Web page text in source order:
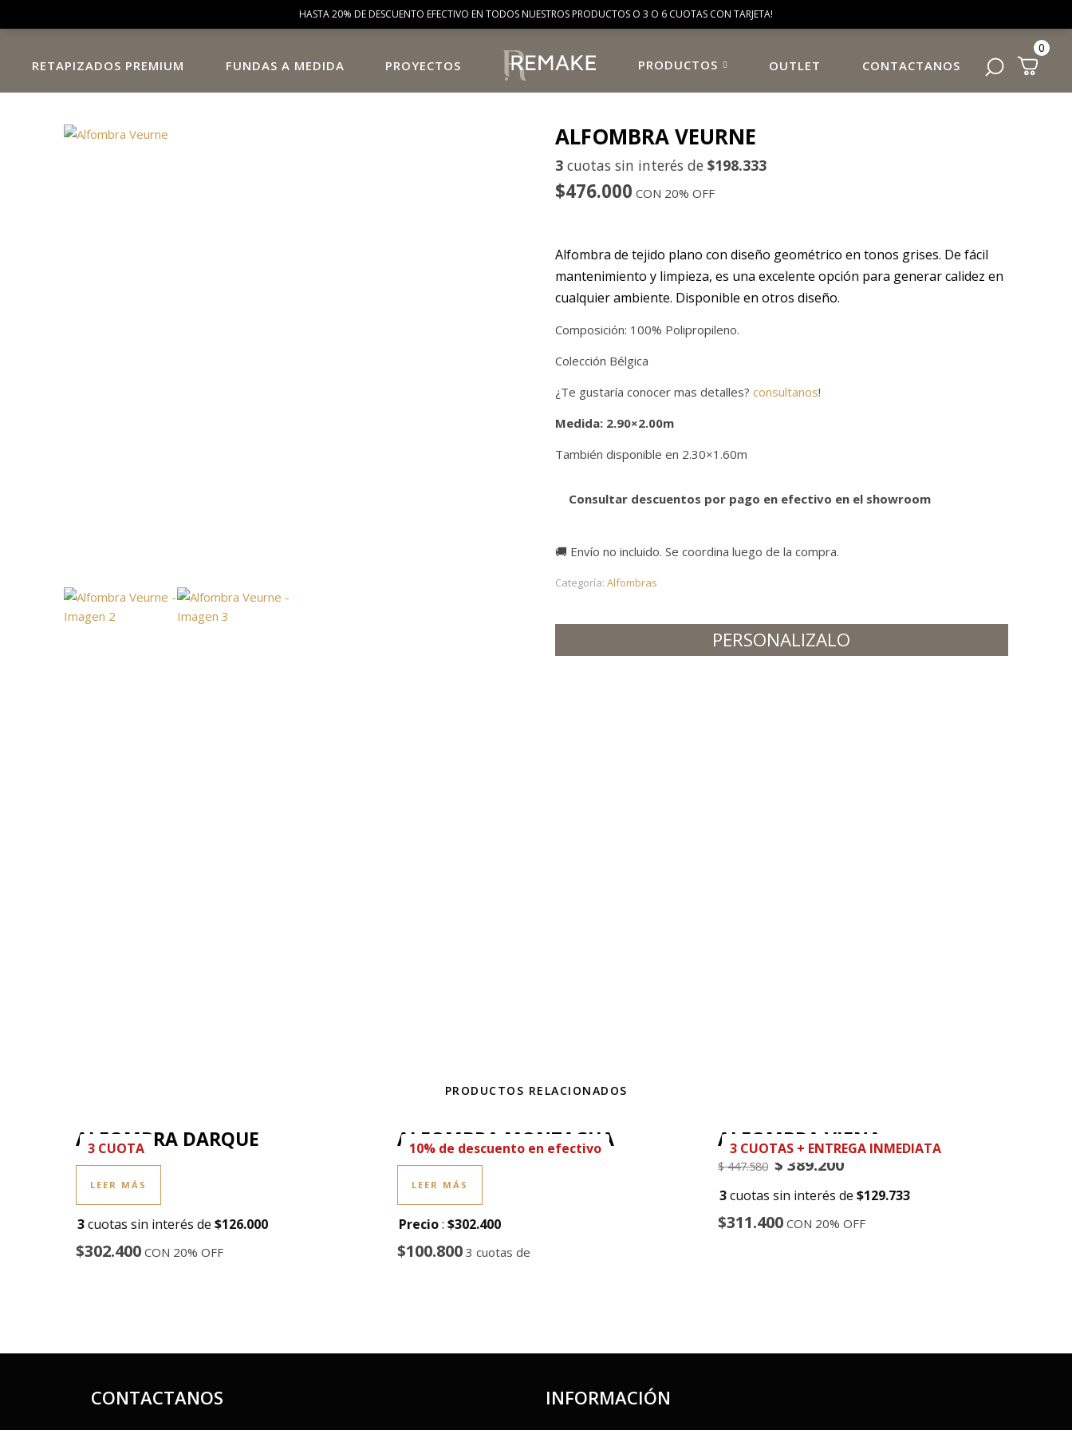
HASTA 20% DE DESCUENTO EFECTIVO EN TODOS NUESTROS PRODUCTOS O 3 O 6 CUOTAS CON TARJETA!
0
RETAPIZADOS PREMIUM FUNDAS A MEDIDA PROYECTOS PRODUCTOS OUTLET CONTACTANOS
ALFOMBRA VEURNE
3cuotas sin interés de $198.333
$476.000 CON 20% OFF
Alfombra de tejido plano con diseño geométrico en tonos grises. De fácil
mantenimiento y limpieza, es una excelente opción para generar calidez en
cualquier ambiente. Disponible en otros diseño.
Composición: 100% Polipropileno.
Colección Bélgica
¿Te gustaría conocer mas detalles? consultanos!
Medida: 2.90×2.00m
También disponible en 2.30×1.60m
Consultar descuentos por pago en efectivo en el showroom
🚚 Envío no incluido. Se coordina luego de la compra.
Categoría: Alfombras
PERSONALIZALO
PRODUCTOS RELACIONADOS
ALFOMBRA DARQUE
LEER MÁS
3cuotas sin interés de $126.000
$302.400 CON 20% OFF
3 CUOTA ALFOMBRA MONTAGUA
LEER MÁS
Precio: $302.400
$100.8003 cuotas de
10% de descuento en efectivo ALFOMBRA VIENA
$447.580 El precio original era: $ 447.580.
$ 389.200El precio actual es: $ 389.200.
3cuotas sin interés de$129.733
$311.400 CON 20% OFF
3 CUOTAS + ENTREGA INMEDIATA
CONTACTANOS INFORMACIÓN